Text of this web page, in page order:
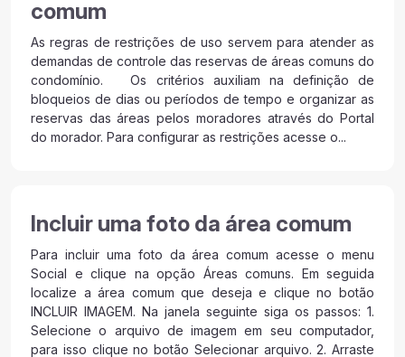
comum
As regras de restrições de uso servem para atender as
demandas de controle das reservas de áreas comuns do
condomínio. Os critérios auxiliam na definição de
bloqueios de dias ou períodos de tempo e organizar as
reservas das áreas pelos moradores através do Portal
do morador. Para configurar as restrições acesse o...
Incluir uma foto da área comum
Para incluir uma foto da área comum acesse o menu
Social e clique na opção Áreas comuns. Em seguida
localize a área comum que deseja e clique no botão
INCLUIR IMAGEM. Na janela seguinte siga os passos: 1.
Selecione o arquivo de imagem em seu computador,
para isso clique no botão Selecionar arquivo. 2. Arraste